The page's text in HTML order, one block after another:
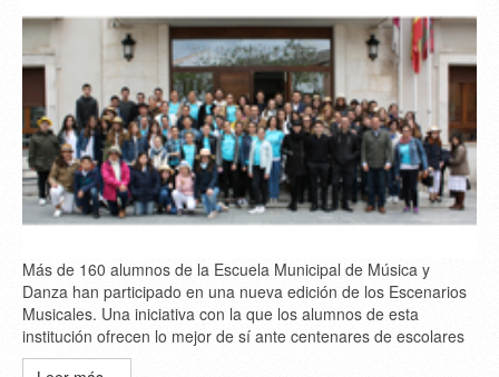
Más de 160 alumnos de la Escuela Municipal de Música y
Danza han participado en una nueva edición de los Escenarios
Musicales. Una iniciativa con la que los alumnos de esta
institución ofrecen lo mejor de sí ante centenares de escolares